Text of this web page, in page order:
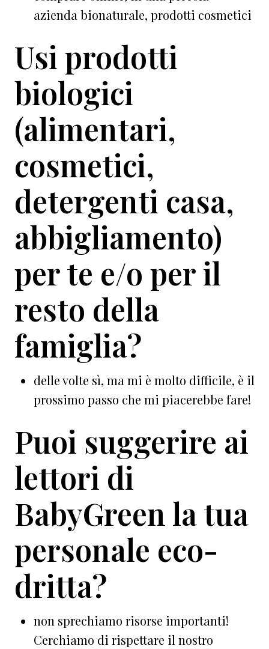
azienda bionaturale, prodotti cosmetici
Usi prodotti
biologici
(alimentari,
cosmetici,
detergenti casa,
abbigliamento)
per te e/o per il
resto della
famiglia?
delle volte sì, ma mi è molto difficile, è il
prossimo passo che mi piacerebbe fare!
Puoi suggerire ai
lettori di
BabyGreen la tua
personale eco-
dritta?
non sprechiamo risorse importanti!
Cerchiamo di rispettare il nostro